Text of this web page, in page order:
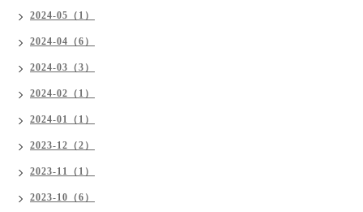
2024-05（1）
2024-04（6）
2024-03（3）
2024-02（1）
2024-01（1）
2023-12（2）
2023-11（1）
2023-10（6）